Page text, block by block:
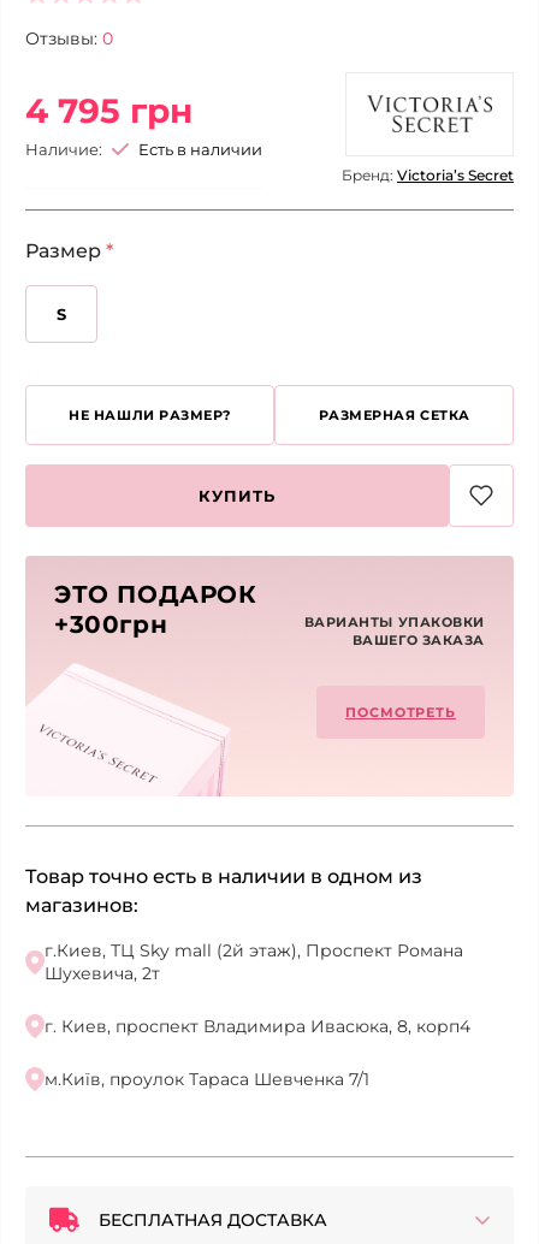
Отзывы: 0
4 795 грн
Наличие: Есть в наличии
Бренд: Victoria’s Secret
Размер *
S
НЕ НАШЛИ РАЗМЕР? РАЗМЕРНАЯ СЕТКА
КУПИТЬ
ЭТО ПОДАРОК
+300грн
ВАРИАНТЫ УПАКОВКИ
ВАШЕГО ЗАКАЗА
ПОСМОТРЕТЬ
Товар точно есть в наличии в одном из
магазинов:
г.Киев, ТЦ Sky mall (2й этаж), Проспект Романа
Шухевича, 2т
г. Киев, проспект Владимира Ивасюка, 8, корп4
м.Київ, проулок Тараса Шевченка 7/1
БЕСПЛАТНАЯ ДОСТАВКА